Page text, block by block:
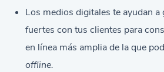
Los medios digitales te ayudan a
fuertes con tus clientes para
en línea más amplia de la que
offline.